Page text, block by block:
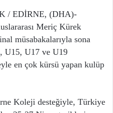
/ EDİRNE, (DHA)-
Meriç Kürek
müsabakalarıyla sona
U15, U17 ve U19
en çok kürsü yapan kulüp
Koleji desteğiyle, Türkiye